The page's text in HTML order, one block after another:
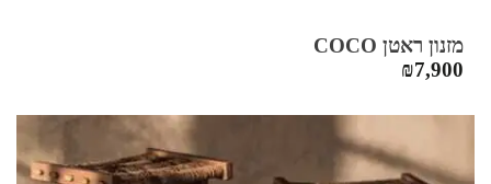
מזנון ראטן COCO
₪7,900